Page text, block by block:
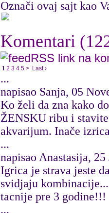
Označi ovaj sajt kao
Komentari
RSS link na
1 2 3 4 5 > Last ›
...
napisao Sanja, 05
Ko želi da zna kako
ŽENSKU ribu i
akvarijum. Inače
...
napisao Anastasija, 25
Igrica je strava jeste
svidjaju
tacnije pre 3
...